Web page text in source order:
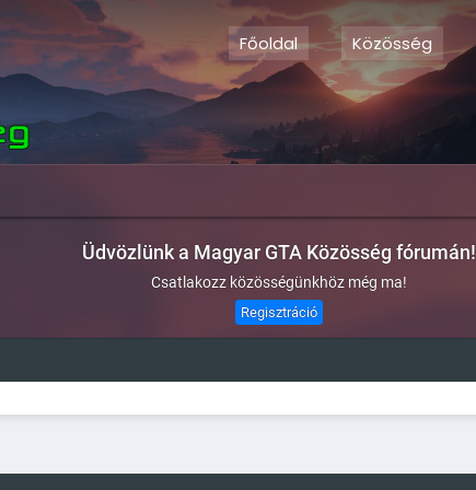
Főoldal Közösség
Üdvözlünk a Magyar GTA Közösség fórumán!
Csatlakozz közösségünkhöz még ma!
Regisztráció